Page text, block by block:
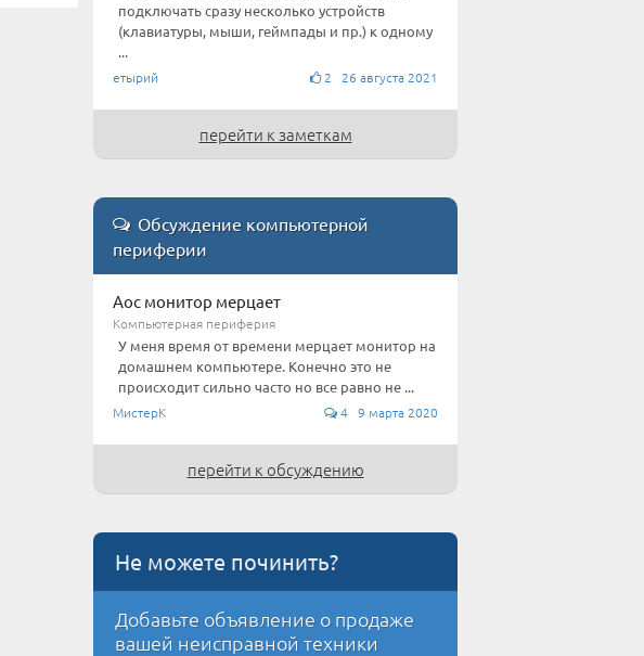
подключать сразу несколько устройств
(клавиатуры, мыши, геймпады и пр.) к одному
...
етырий 2 26 августа 2021
перейти к заметкам
Обсуждение компьютерной
периферии
Aoc монитор мерцает
Компьютерная периферия
У меня время от времени мерцает монитор на
домашнем компьютере. Конечно это не
происходит сильно часто но все равно не ...
МистерК 4 9 марта 2020
перейти к обсуждению
Не можете починить?
Добавьте объявление о продаже
вашей неисправной техники